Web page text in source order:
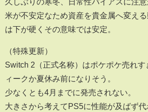
久しぶりの寒冬、日常性バイアスに注意
米が不安定なため資産を貴金属へ変え
は下が硬くその意味では安定。
（特殊更新）
Switch 2（正式名称）はポケポケ売れす
ィークか夏休み前になりそう。
少なくとも4月までに発売されない。
大きさから考えてPS5に性能が及ばず